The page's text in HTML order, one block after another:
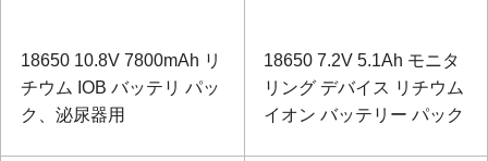
18650 10.8V 7800mAh リ
チウム IOB バッテリ パッ
ク、泌尿器用
18650 7.2V 5.1Ah モニタ
リング デバイス リチウム
イオン バッテリー パック